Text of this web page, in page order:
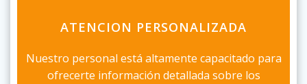
ATENCION PERSONALIZADA
Nuestro personal está altamente capacitado para
ofrecerte información detallada sobre los